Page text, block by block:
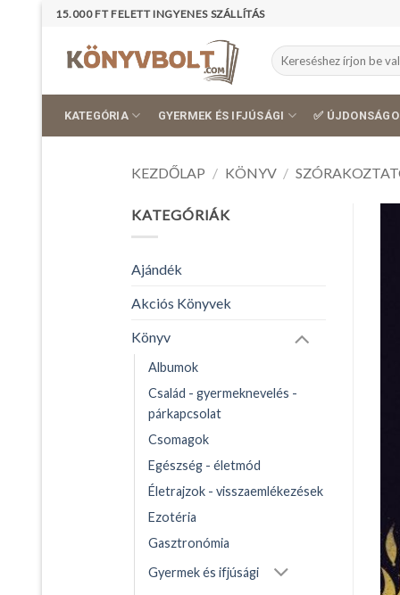
Skip
content
15.000 FT FELETT INGYENES SZÁLLÍTÁS
Keresés
a
KATEGÓRIA GYERMEK ÉS IFJÚSÁGI ✅
KEZDŐLAP / KÖNYV /
KATEGÓRIÁK
Ajándék
Akciós Könyvek
Könyv
Albumok
Család - gyermeknevelés -
párkapcsolat
Csomagok
Egészség - életmód
Életrajzok - visszaemlékezések
Ezotéria
Gasztronómia
Gyermek és ifjúsági